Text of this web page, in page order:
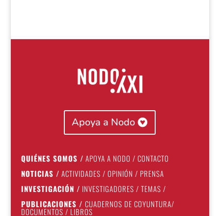
Apoya a Nodo
QUIÉNES SOMOS / APOYA A NODO / CONTACTO
NOTICIAS / ACTIVIDADES / OPINIÓN / PRENSA
INVESTIGACIÓN / INVESTIGADORES / TEMAS /
PUBLICACIONES / CUADERNOS DE COYUNTURA/
DOCUMENTOS / LIBROS